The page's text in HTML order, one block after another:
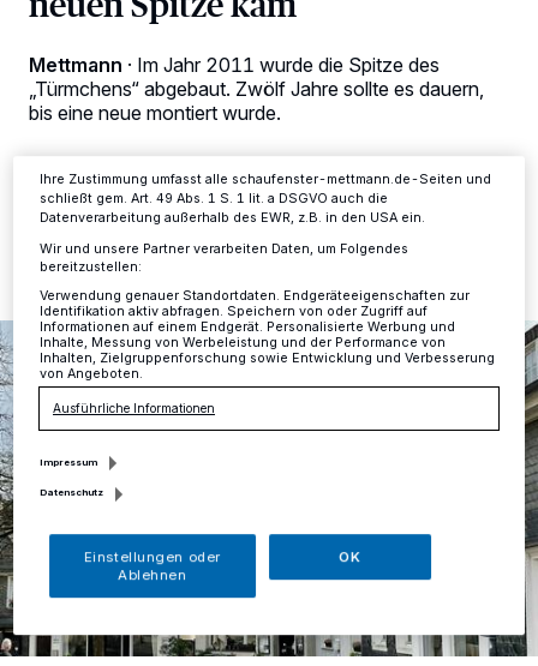
Mettmann · Im Jahr 2011 wurde die Spitze des
„Türmchens“ abgebaut. Zwölf Jahre sollte es dauern,
bis eine neue montiert wurde.
05.04.2024 , 17:52 Uhr 2 Minuten Lesezeit
verarbeiten Daten, um Ihnen Dienste bereitzustellen“ aufgeführten
dieses Menü jederzeit wieder aufrufen, um Ihre Einstellungen zu
ändern oder Ihre Einwilligung zu widerrufen, indem Sie auf den Link
Einstellungen oder Ablehnen am unteren Rand der Webseite klicken.
Ihre Zustimmung umfasst alle schaufenster-mettmann.de-Seiten und
schließt gem. Art. 49 Abs. 1 S. 1 lit. a DSGVO auch die
Datenverarbeitung außerhalb des EWR, z.B. in den USA ein.
Wir und unsere Partner verarbeiten Daten, um Folgendes
bereitzustellen:
Verwendung genauer Standortdaten. Endgeräteeigenschaften zur
Identifikation aktiv abfragen. Speichern von oder Zugriff auf
Informationen auf einem Endgerät. Personalisierte Werbung und
Inhalte, Messung von Werbeleistung und der Performance von
Inhalten, Zielgruppenforschung sowie Entwicklung und Verbesserung
von Angeboten.
Ausführliche Informationen
Impressum
Datenschutz
Einstellungen oder
Ablehnen
OK